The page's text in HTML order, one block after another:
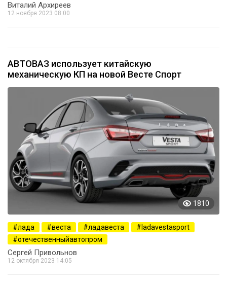
Виталий Архиреев
12 ноября 2023 08:00
АВТОВАЗ использует китайскую
механическую КП на новой Весте Спорт
1810
лада веста ладавеста
ladavestasport
отечественныйавтопром
Сергей Привольнов
12 октября 2023 14:05